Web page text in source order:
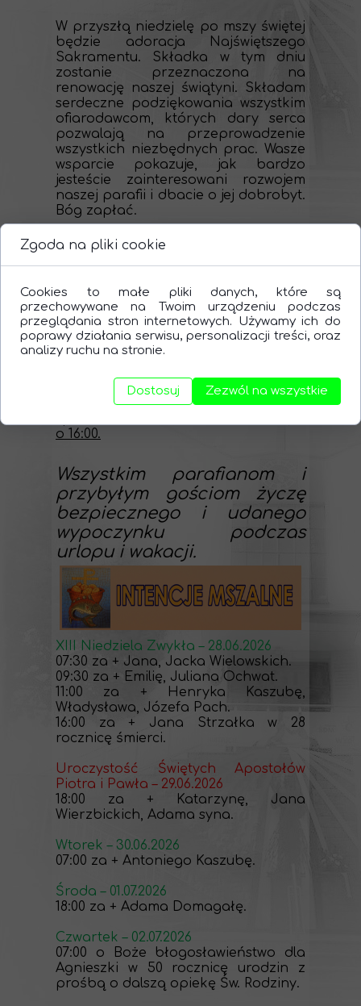
W przyszłą niedzielę po mszy świętej
będzie adoracja Najświętszego
Sakramentu. Składka w tym dniu
zostanie przeznaczona na
renowację naszej świątyni. Składam
serdeczne podziękowania wszystkim
ofiarodawcom, których dary serca
pozwalają na przeprowadzenie
wszystkich niezbędnych prac. Wasze
wsparcie pokazuje, jak bardzo
jesteście zainteresowani rozwojem
naszej parafii i dbacie o jej dobrobyt.
Bóg zapłać.
Bóg zapłać za sprzątanie kościoła.
Teraz proszę rodziny: Grzegorczyk,
W nadchodzącym tygodniu
kancelaria parafialna będzie czynna
tylko w poniedziałek i środę
W lipcu i sierpniunie będzie
o 16:00.
Wszystkim parafianom i
przybyłym gościom życzę
bezpiecznego i udanego
wypoczynku podczas
urlopu i wakacji.
XIII Niedziela Zwykła – 28.06.2026
07:30 za + Jana, Jacka Wielowskich.
09:30 za + Emilię, Juliana Ochwat.
11:00 za + Henryka Kaszubę,
Władysława, Józefa Pach.
16:00 za + Jana Strzałka w 28
rocznicę śmierci.
Uroczystość Świętych Apostołów
Piotra i Pawła – 29.06.2026
18:00 za + Katarzynę, Jana
Wierzbickich, Adama syna.
Wtorek – 30.06.2026
07:00 za + Antoniego Kaszubę.
Środa – 01.07.2026
18:00 za + Adama Domagałę.
Czwartek – 02.07.2026
07:00 o Boże błogosławieństwo dla
Agnieszki w 50 rocznicę urodzin z
prośbą o dalszą opiekę Św. Rodziny.
Zgoda na pliki cookie
Cookies to małe pliki danych, które są
przechowywane na Twoim urządzeniu podczas
przeglądania stron internetowych. Używamy ich do
poprawy działania serwisu, personalizacji treści, oraz
analizy ruchu na stronie.
Dostosuj Zezwól na wszystkie